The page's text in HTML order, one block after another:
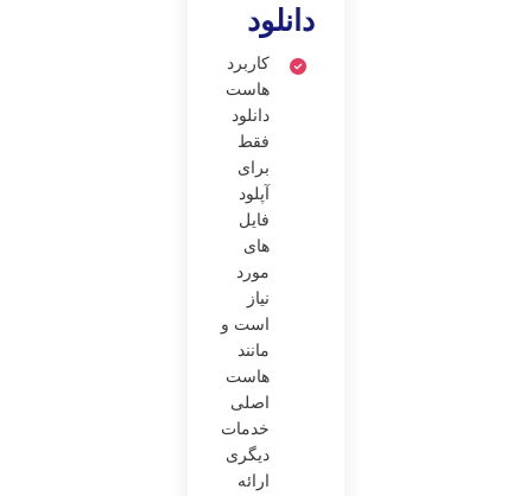
دانلود
کاربرد
هاست
دانلود
فقط
برای
آپلود
فایل
‌های
مورد
نیاز
است و
مانند
هاست
اصلی
خدمات
دیگری
ارائه